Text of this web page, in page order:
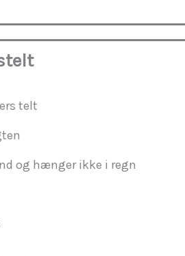
telt
og hænger ikke i regn